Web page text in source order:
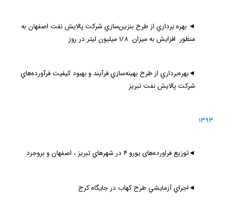
◄ بهره برداري از طرح بنزين‌سازي شركت پالايش نفت اصفهان به
منظور افزايش به ميزان 1/8 ميليون ليتر در روز
◄بهره‌برداري از طرح بهينه‌سازي فرآيند و بهبود كيفيت فرآورده‌هاي
شركت پالايش نفت تبريز
1393
◄توزیع فراورده‌های یورو 4 در شهرهاي تبريز ،‌ اصفهان و بروجرد
◄اجراي آزمايشي طرح كهاب در جايگاه كرج